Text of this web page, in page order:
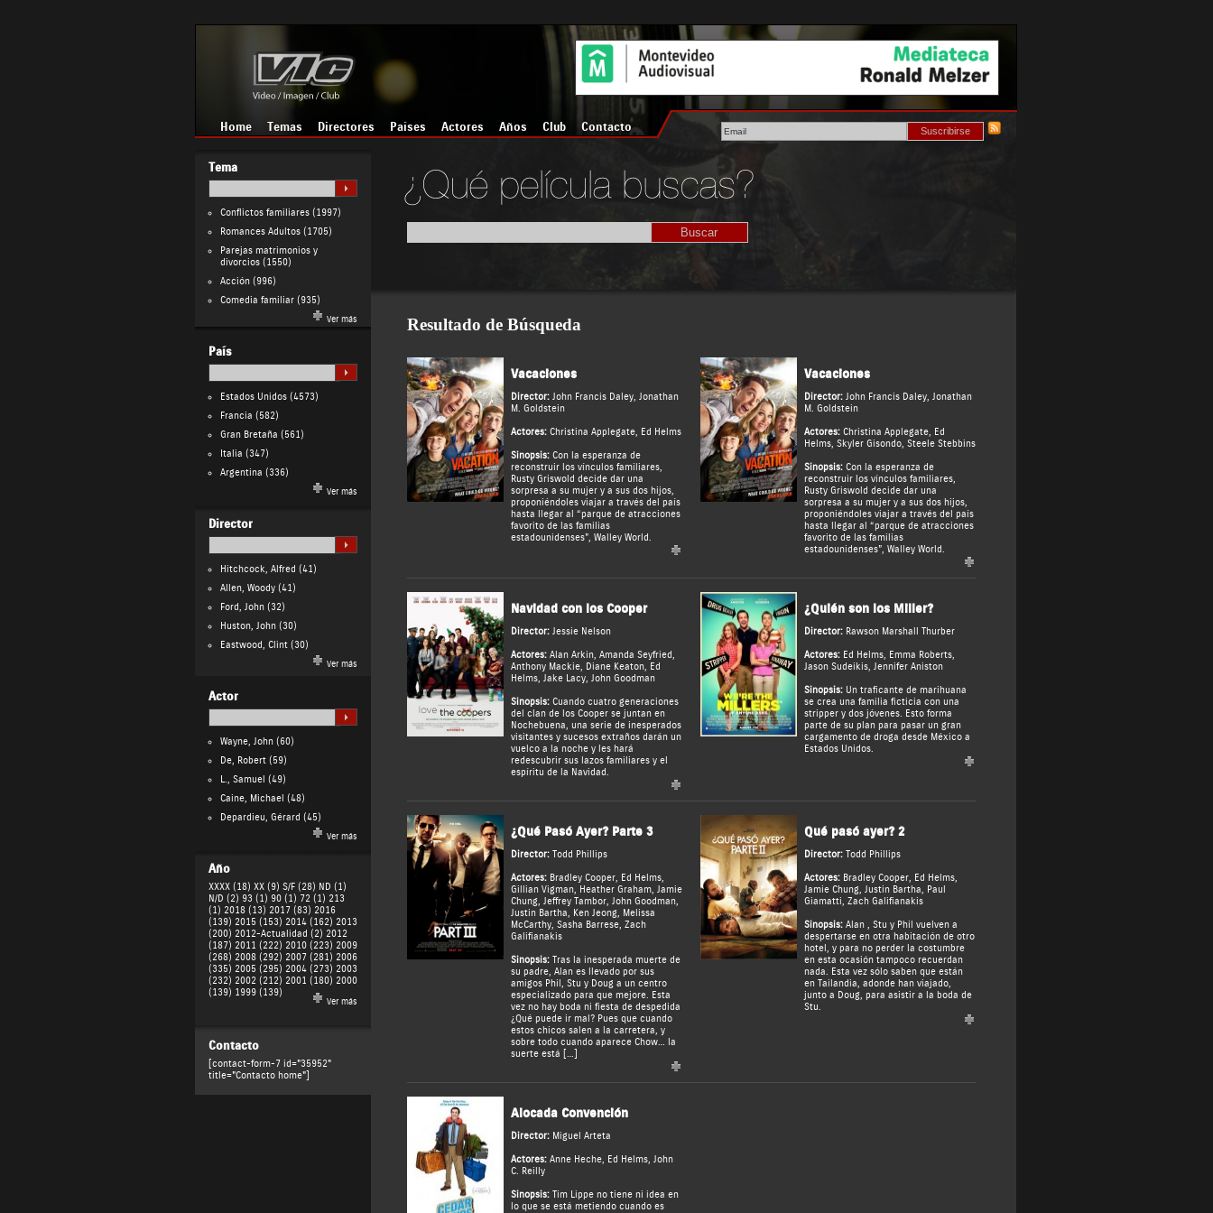
Home Temas Directores Países Actores Años Club Contacto
Tema
Conflictos familiares(1997)
Romances Adultos(1705)
Parejas matrimonios y
divorcios(1550)
Acción(996)
Comedia familiar(935)
Ver más
País
Estados Unidos(4573)
Francia (582)
Gran Bretaña (561)
Italia (347)
Argentina (336)
Ver más
Director
Hitchcock, Alfred (41)
Allen, Woody(41)
Ford, John(32)
Huston, John(30)
Eastwood, Clint(30)
Ver más
Actor
Wayne, John(60)
De, Robert(59)
L., Samuel (49)
Caine, Michael (48)
Depardieu, Gérard (45)
Ver más
Año
XXXX (18) XX (9) S/F (28) ND (1)
N/D (2) 93 (1) 90 (1) 72 (1) 213
(1) 2018 (13) 2017 (83) 2016
(139) 2015 (153) 2014 (162) 2013
(200) 2012-Actualidad (2) 2012
(187) 2011 (222) 2010 (223) 2009
(268) 2008 (292) 2007 (281) 2006
(335) 2005 (295) 2004 (273) 2003
(232) 2002 (212) 2001 (180) 2000
(139) 1999 (139)
Ver más
Contacto
[contact-form-7 id="35952"
title="Contacto home"]
Resultado de Búsqueda
Vacaciones
Director: John Francis Daley, Jonathan
M. Goldstein
Actores: Christina Applegate, Ed Helms
Sinopsis:Con la esperanza de
reconstruir los vínculos familiares,
Rusty Griswold decide dar una
sorpresa a su mujer y a sus dos hijos,
proponiéndoles viajar a través del país
hasta llegar al “parque de atracciones
favorito de las familias
estadounidenses”, Walley World.
Vacaciones
Director: John Francis Daley, Jonathan
M. Goldstein
Actores: Christina Applegate, Ed
Helms, Skyler Gisondo, Steele Stebbins
Sinopsis:Con la esperanza de
reconstruir los vínculos familiares,
Rusty Griswold decide dar una
sorpresa a su mujer y a sus dos hijos,
proponiéndoles viajar a través del país
hasta llegar al “parque de atracciones
favorito de las familias
estadounidenses”, Walley World.
Navidad con los Cooper
Director: Jessie Nelson
Actores: Alan Arkin, Amanda Seyfried,
Anthony Mackie, Diane Keaton, Ed
Helms, Jake Lacy, John Goodman
Sinopsis:Cuando cuatro generaciones
del clan de los Cooper se juntan en
Nochebuena, una serie de inesperados
visitantes y sucesos extraños darán un
vuelco a la noche y les hará
redescubrir sus lazos familiares y el
espíritu de la Navidad.
¿Quién son los Miller?
Director: Rawson Marshall Thurber
Actores: Ed Helms, Emma Roberts,
Jason Sudeikis, Jennifer Aniston
Sinopsis:Un traficante de marihuana
se crea una familia ficticia con una
stripper y dos jóvenes. Esto forma
parte de su plan para pasar un gran
cargamento de droga desde México a
Estados Unidos.
¿Qué Pasó Ayer? Parte 3
Director: Todd Phillips
Actores: Bradley Cooper, Ed Helms,
Gillian Vigman, Heather Graham, Jamie
Chung, Jeffrey Tambor, John Goodman,
Justin Bartha, Ken Jeong, Melissa
McCarthy, Sasha Barrese, Zach
Galifianakis
Sinopsis:Tras la inesperada muerte de
su padre, Alan es llevado por sus
amigos Phil, Stu y Doug a un centro
especializado para que mejore. Esta
vez no hay boda ni fiesta de despedida
¿Qué puede ir mal? Pues que cuando
estos chicos salen a la carretera, y
sobre todo cuando aparece Chow… la
suerte está […]
Qué pasó ayer? 2
Director: Todd Phillips
Actores: Bradley Cooper, Ed Helms,
Jamie Chung, Justin Bartha, Paul
Giamatti, Zach Galifianakis
Sinopsis:Alan , Stu y Phil vuelven a
despertarse en otra habitación de otro
hotel, y para no perder la costumbre
en esta ocasión tampoco recuerdan
nada. Esta vez sólo saben que están
en Tailandia, adonde han viajado,
junto a Doug, para asistir a la boda de
Stu.
Alocada Convención
Director: Miguel Arteta
Actores: Anne Heche, Ed Helms, John
C. Reilly
Sinopsis:Tim Lippe no tiene ni idea en
lo que se está metiendo cuando es